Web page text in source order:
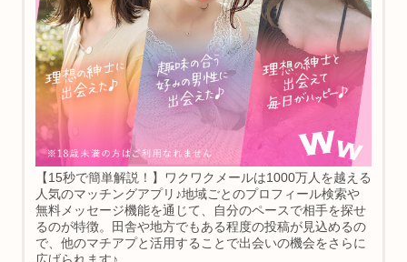
【15秒で簡単解説！】ワクワクメールは1000万人を越える
人気のマッチングアプリ♪地域ごとのプロフィール検索や
無料メッセージ機能を通じて、自分のペースで相手を探せ
るのが特徴。田舎や地方でもある程度の投稿が見込めるの
で、他のマチアプと活用することで出会いの機会をさらに